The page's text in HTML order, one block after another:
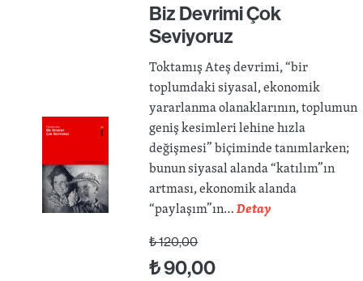
Biz Devrimi Çok
Seviyoruz
Toktamış Ateş devrimi, “bir
toplumdaki siyasal, ekonomik
yararlanma olanaklarının, toplumun
geniş kesimleri lehine hızla
değişmesi” biçiminde tanımlarken;
bunun siyasal alanda “katılım”ın
artması, ekonomik alanda
“paylaşım”ın…Detay
₺120,00
₺90,00